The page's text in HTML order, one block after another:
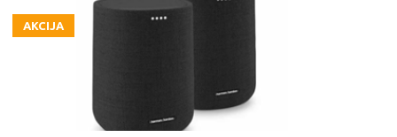
AKCIJA